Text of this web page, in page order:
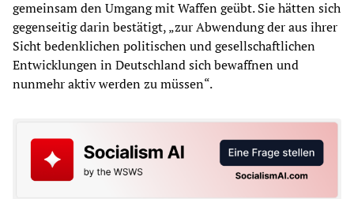
gemeinsam den Umgang mit Waffen geübt. Sie hätten sich
gegenseitig darin bestätigt, „zur Abwendung der aus ihrer
Sicht bedenklichen politischen und gesellschaftlichen
Entwicklungen in Deutschland sich bewaffnen und
nunmehr aktiv werden zu müssen“.